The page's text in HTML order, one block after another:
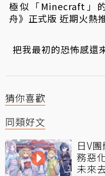
極似「Minecraft」
舟》正式版 近期火熱
把我最初的恐怖感還
猜你喜歡
同類好文
日V
務惡
未來